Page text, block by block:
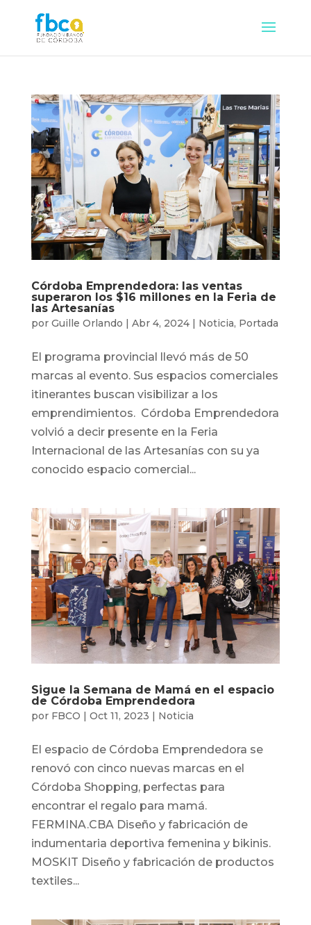
Córdoba Emprendedora: las ventas
superaron los $16 millones en la Feria de
las Artesanías
por Guille Orlando | Abr 4, 2024| Noticia, Portada
El programa provincial llevó más de 50
marcas al evento. Sus espacios comerciales
itinerantes buscan visibilizar a los
emprendimientos. Córdoba Emprendedora
volvió a decir presente en la Feria
Internacional de las Artesanías con su ya
conocido espacio comercial...
Sigue la Semana de Mamá en el espacio
de Córdoba Emprendedora
por FBCO | Oct 11, 2023 | Noticia
El espacio de Córdoba Emprendedora se
renovó con cinco nuevas marcas en el
Córdoba Shopping, perfectas para
encontrar el regalo para mamá.
FERMINA.CBA Diseño y fabricación de
indumentaria deportiva femenina y bikinis.
MOSKIT Diseño y fabricación de productos
textiles...